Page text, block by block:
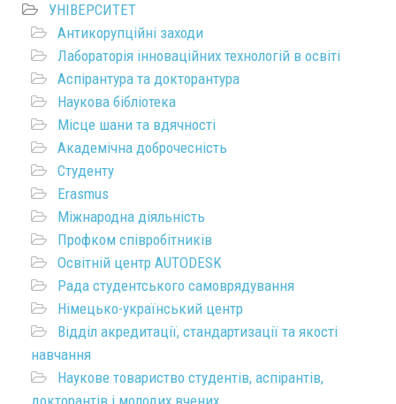
УНІВЕРСИТЕТ
Антикорупційні заходи
Лабораторія інноваційних технологій в освіті
Аспірантура та докторантура
Наукова бібліотека
Місце шани та вдячності
Академічна доброчесність
Студенту
Erasmus
Міжнародна діяльність
Профком співробітників
Освітній центр AUTODESK
Рада студентського самоврядування
Німецько-український центр
Відділ акредитації, стандартизації та якості
навчання
Наукове товариство студентів, аспірантів,
докторантів і молодих вчених